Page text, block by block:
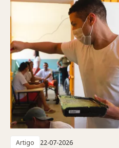
Artigo 22-07-2026